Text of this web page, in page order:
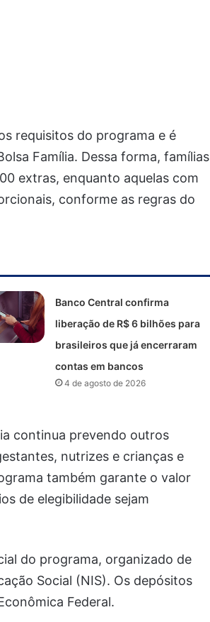
requisitos do programa e é
Família. Dessa forma, famílias
extras, enquanto aquelas com
conforme as regras do
Banco Central confirma
liberação de R$ 6 bilhões para
brasileiros que já encerraram
contas em bancos
4 de agosto de 2026
continua prevendo outros
nutrizes e crianças e
também garante o valor
de elegibilidade sejam
do programa, organizado de
Social (NIS). Os depósitos
Federal.